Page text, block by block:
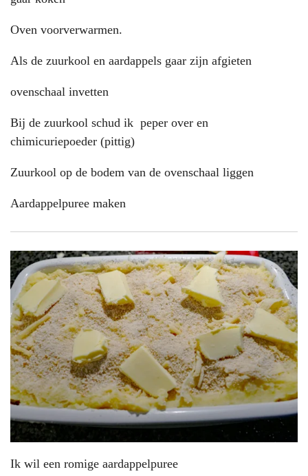
Oven voorverwarmen.
Als de zuurkool en aardappels gaar zijn afgieten
ovenschaal invetten
Bij de zuurkool schud ik peper over en
chimicuriepoeder (pittig)
Zuurkool op de bodem van de ovenschaal liggen
Aardappelpuree maken
Ik wil een romige aardappelpuree